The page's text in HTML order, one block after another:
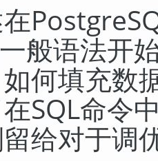
般语法开
何填充数
SQL命令
给对于调